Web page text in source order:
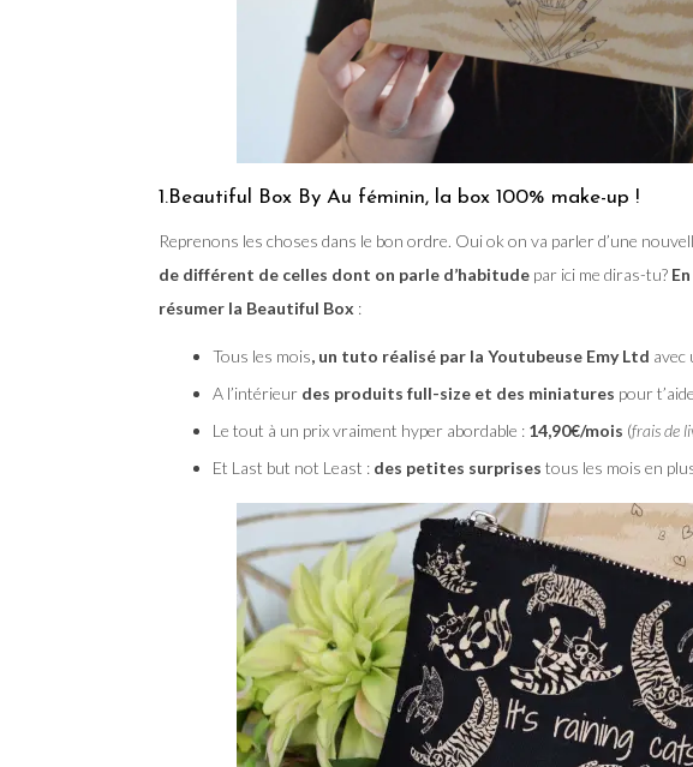
1.Beautiful Box By Au féminin, la box 100% make-up !
Reprenons les choses dans le bon ordre. Oui ok on va parler d’une
de différent de celles dont on parle d’habitude par ici me diras-tu?
résumer la Beautiful Box :
Tous les mois, un tuto réalisé par la Youtubeuse Emy Ltd avec
A l’intérieur des produits full-size et des miniatures pour
Le tout à un prix vraiment hyper abordable : 14,90€/mois (frais de
Et Last but not Least : des petites surprises tous les mois en